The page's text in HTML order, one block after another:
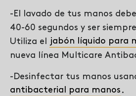
-El lavado de tus manos
40-60 segundos y ser
Utiliza el
jabón líquido para
nueva línea Multicare
-Desinfectar tus manos
antibacterial para manos .